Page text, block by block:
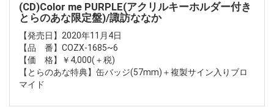
(CD)Color me PURPLE(アクリルキーホルダー付き
とらのあな限定盤)/諏訪ななか
【発売日】2020年11月4日
【品 番】COZX-1685~6
【価 格】￥4,000(＋税)
【とらのあな特典】缶バッジ(57mm)＋複製サイン入りブロ
マイド